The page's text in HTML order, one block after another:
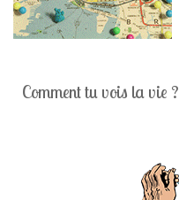
Comment tu vois la vie ?